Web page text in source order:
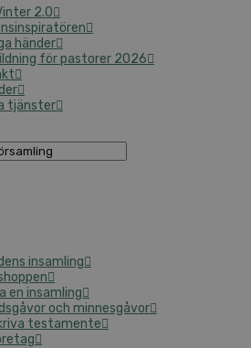
2.0
händer
för pastorer 2026
tjänster
insamling
en insamling
och minnesgåvor
testamente